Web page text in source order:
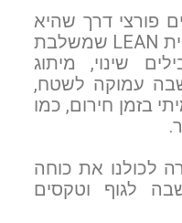
פורצי דרך שהיא
מובילה בחברה: מתודולוגיית LEAN שמשלבת
שינוי, מיתוג
עמוקה לשטח,
בזמן חירום, כמו
לכולנו את כוחה
לגוף וטקסים